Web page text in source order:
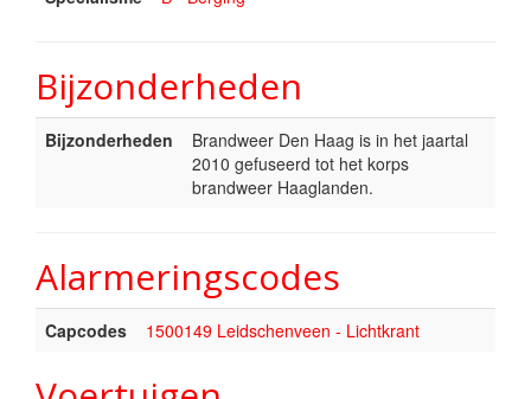
Bijzonderheden
Bijzonderheden
Brandweer Den Haag is in het jaartal
2010 gefuseerd tot het korps
brandweer Haaglanden.
Alarmeringscodes
Capcodes 1500149 Leidschenveen - Lichtkrant